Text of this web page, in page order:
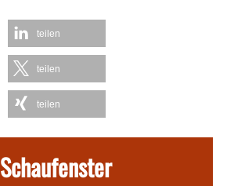
teilen
teilen
teilen
Schaufenster